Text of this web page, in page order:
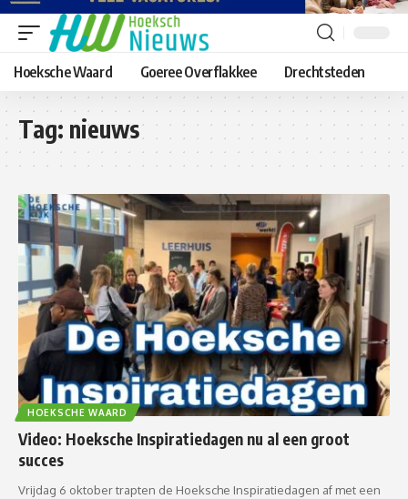
Hoeksche Waard Goeree Overflakkee Drechtsteden
Tag: nieuws
HOEKSCHE WAARD
Video: Hoeksche Inspiratiedagen nu al een groot
succes
Vrijdag 6 oktober trapten de Hoeksche Inspiratiedagen af met een